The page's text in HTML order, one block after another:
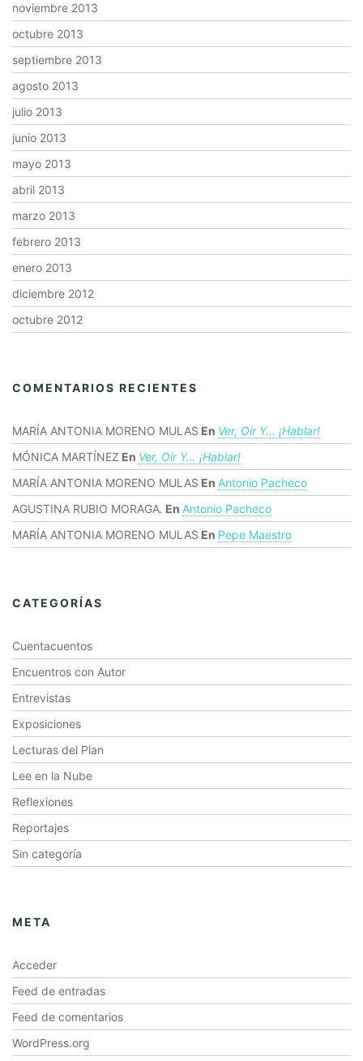
noviembre 2013
octubre 2013
septiembre 2013
agosto 2013
julio 2013
junio 2013
mayo 2013
abril 2013
marzo 2013
febrero 2013
enero 2013
diciembre 2012
octubre 2012
COMENTARIOS RECIENTES
MARÍA ANTONIA MORENO MULAS En Ver, Oír Y… ¡hablar!
MÓNICA MARTÍNEZ En Ver, Oír Y… ¡hablar!
MARÍA ANTONIA MORENO MULAS En Antonio Pacheco
AGUSTINA RUBIO MORAGA. En Antonio Pacheco
MARÍA ANTONIA MORENO MULAS En Pepe Maestro
CATEGORÍAS
Cuentacuentos
Encuentros con Autor
Entrevistas
Exposiciones
Lecturas del Plan
Lee en la Nube
Reflexiones
Reportajes
Sin categoría
META
Acceder
Feed de entradas
Feed de comentarios
WordPress.org